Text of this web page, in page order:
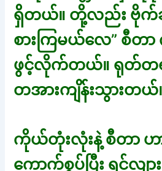
ရှိတယ်။ တို့လည်း ဗို
စားကြမယ်လေ” စီတ
ဖွင့်လိုက်တယ်။ ရုတ်တ
တအားကျိန်းသွားတယ်
ကိုယ်တုံးလုံးနဲ့ စီတာ
ကောက်စွပ်ပြီး ရင်လ